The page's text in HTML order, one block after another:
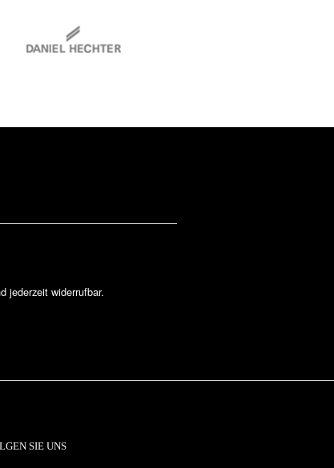
jederzeit widerrufbar.
SIE UNS